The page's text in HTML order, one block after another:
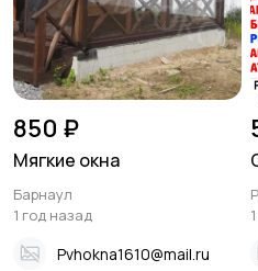
850 ₽
Мягкие окна
Барнаул
1 год назад
Pvhokna1610@mail.ru